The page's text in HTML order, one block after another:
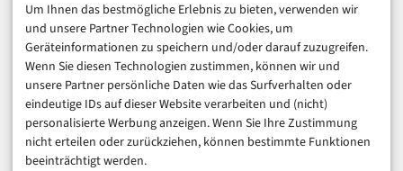
Um Ihnen das bestmögliche Erlebnis zu bieten, verwenden wir
und unsere Partner Technologien wie Cookies, um
Geräteinformationen zu speichern und/oder darauf zuzugreifen.
Wenn Sie diesen Technologien zustimmen, können wir und
unsere Partner persönliche Daten wie das Surfverhalten oder
eindeutige IDs auf dieser Website verarbeiten und (nicht)
personalisierte Werbung anzeigen. Wenn Sie Ihre Zustimmung
nicht erteilen oder zurückziehen, können bestimmte Funktionen
beeinträchtigt werden.
In der ReiheBusiness & Karriere
VORHERIGER ARTIKEL
Hinweisgebersysteme Deutschland: NAVEX Report
zeigt dramatische Defizite bei der Umsetzung